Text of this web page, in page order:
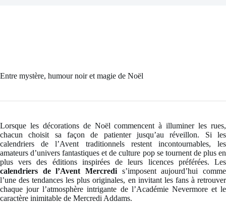
Entre mystère, humour noir et magie de Noël
Lorsque les décorations de Noël commencent à illuminer les rues,
chacun choisit sa façon de patienter jusqu’au réveillon. Si les
calendriers de l’Avent traditionnels restent incontournables, les
amateurs d’univers fantastiques et de culture pop se tournent de plus en
plus vers des éditions inspirées de leurs licences préférées. Les
calendriers de l’Avent Mercredi s’imposent aujourd’hui comme
l’une des tendances les plus originales, en invitant les fans à retrouver
chaque jour l’atmosphère intrigante de l’Académie Nevermore et le
caractère inimitable de Mercredi Addams.